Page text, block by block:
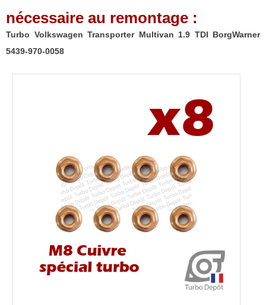
970-
0058
nécessaire au remontage :
Turbo Volkswagen Transporter Multivan 1.9 TDI BorgWarner
5439-970-0058